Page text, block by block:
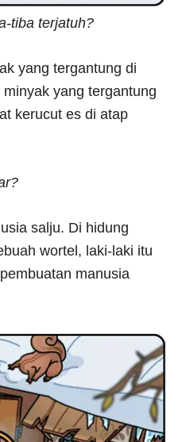
tiba terjatuh?
yang tergantung di
yang tergantung
kerucut es di atap
salju. Di hidung
wortel, laki-laki itu
manusia